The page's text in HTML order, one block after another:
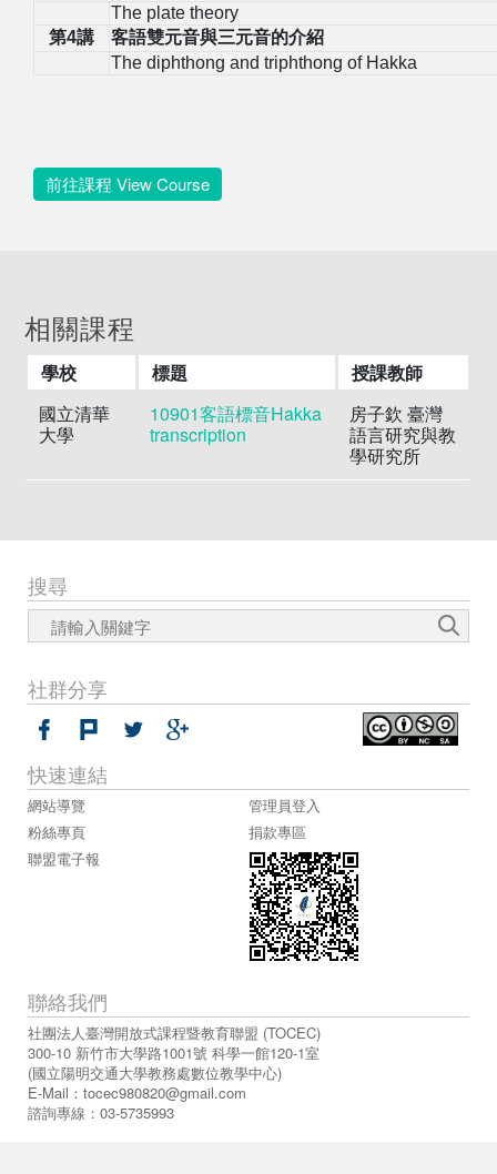
The plate theory
第4講
客語雙元音與三元音的介紹
The diphthong and triphthong of Hakka
前往課程 View Course
相關課程
學校 標題
授課教師
國立清華
大學
10901客語標音Hakka
transcription
房子欽 臺灣
語言研究與教
學研究所
搜尋
社群分享
聯絡我們
社團法人臺灣開放式課程暨教育聯盟 (TOCEC)
300-10 新竹市大學路1001號 科學一館120-1室
(國立陽明交通大學教務處數位教學中心)
E-Mail： tocec980820@gmail.com
諮詢專線：03-5735993
快速連結
網站導覽
管理員登入
粉絲專頁
捐款專區
聯盟電子報